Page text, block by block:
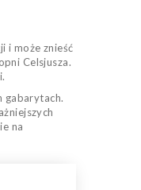
i może znieść
Celsjusza.
gabarytach.
na